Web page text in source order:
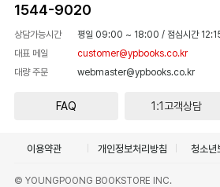
1544-9020
상담가능시간 평일 09:00 ~ 18:00 / 점심시간
대표 메일
customer@ypbooks.co.kr
대량 주문
webmaster@ypbooks.co.kr
FAQ 1:1고객상담
이용약관 개인정보처리방침 청소년
© YOUNGPOONG BOOKSTORE INC.